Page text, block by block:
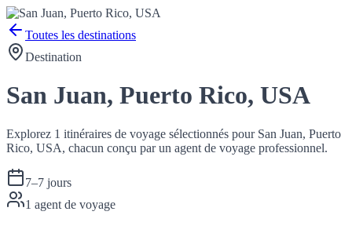
Toutes les destinations
Destination
San Juan, Puerto Rico, USA
Explorez 1 itinéraires de voyage sélectionnés pour San Juan, Puerto
Rico, USA, chacun conçu par un agent de voyage professionnel.
7–7 jours
1 agent de voyage